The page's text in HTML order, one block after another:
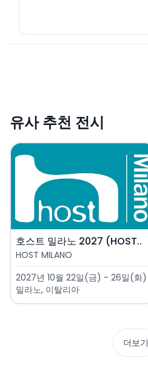
유사 추천 전시
호스트 밀라노 2027 (HOST..
HOST MILANO
2027년 10월 22일(금) - 26일(화)
밀라노, 이탈리아
더보기